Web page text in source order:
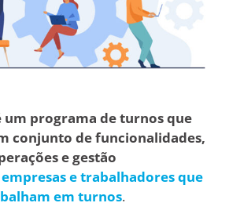
um programa de turnos que
conjunto de funcionalidades,
e gestão
e trabalhadores que
em turnos.